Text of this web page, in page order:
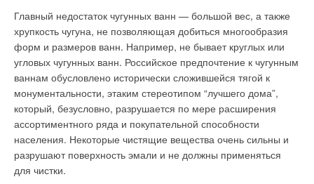
Главный недостаток чугунных ванн — большой вес, а также
хрупкость чугуна, не позволяющая добиться многообразия
форм и размеров ванн. Например, не бывает круглых или
угловых чугунных ванн. Российское предпочтение к чугунным
ваннам обусловлено исторически сложившейся тягой к
монументальности, этаким стереотипом “лучшего дома”,
который, безусловно, разрушается по мере расширения
ассортиментного ряда и покупательной способности
населения. Некоторые чистящие вещества очень сильны и
разрушают поверхность эмали и не должны применяться
для чистки.
Перечисленные способы получения горячей воды являются
прямыми, так как основная и единственная цель этого
нагревательного оборудования — приготовление горячей
воды через газовый теплообменник без использования
дополнительных устройств и при помощи только газового
топлива.
ВОДОНАГРЕВАТЕЛИ КОСВЕННОГО НАГРЕВА
Другие способы являются непрямыми и такими, где
приготовление воды является дополнительной функцией. К
вспомогательными, постройками (гараж, баня, дом охраны и
т.п.) при основном жилом доме. Если сопоставить мощность
и стоимость такого оборудования, то его можно признать
котлом будущего, котлом для среднего класса населения
страны, который в России только еще зарождается.
При отсутствии газа следующим по значимости является
более дорогое дизельное топливо. Его использование для
работы теплогенератора повышает стоимость самой
котельной за счет появления в ее схеме дополнительного
оборудования (топливных баков, системы топливоподачи,